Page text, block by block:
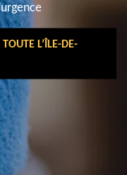
L’ÎLE-DE-